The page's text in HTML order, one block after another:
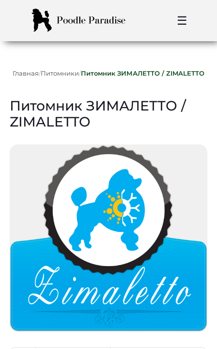
☰
Главная/Питомники/Питомник ЗИМАЛЕТТО / ZIMALETTO
Питомник ЗИМАЛЕТТО /
ZIMALETTO